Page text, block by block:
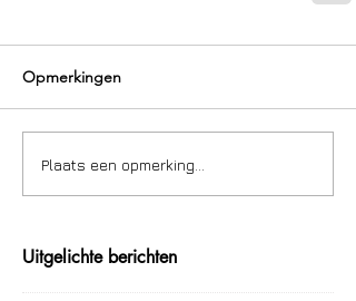
Opmerkingen
Plaats een opmerking...
Uitgelichte berichten